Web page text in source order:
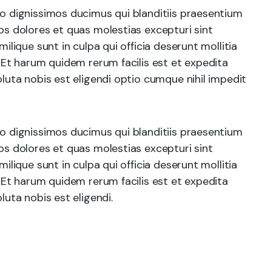
dignissimos ducimus qui blanditiis praesentium
dolores et quas molestias excepturi sint
sunt in culpa qui officia deserunt mollitia
harum quidem rerum facilis est et expedita
nobis est eligendi optio cumque nihil impedit
dignissimos ducimus qui blanditiis praesentium
dolores et quas molestias excepturi sint
sunt in culpa qui officia deserunt mollitia
harum quidem rerum facilis est et expedita
nobis est eligendi.